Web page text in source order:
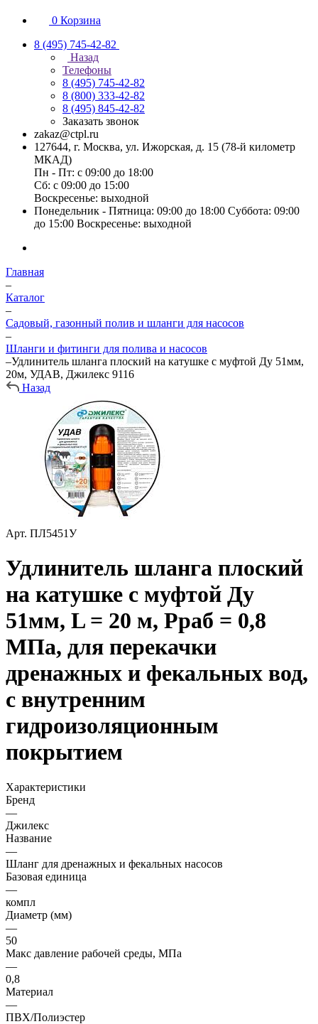
0 Корзина
8 (495) 745-42-82
Назад
Телефоны
8 (495) 745-42-82
8 (800) 333-42-82
8 (495) 845-42-82
Заказать звонок
zakaz@ctpl.ru
127644, г. Москва, ул. Ижорская, д. 15 (78-й километр
МКАД)
Пн - Пт: с 09:00 до 18:00
Сб: с 09:00 до 15:00
Воскресенье: выходной
Понедельник - Пятница: 09:00 до 18:00 Суббота: 09:00
до 15:00 Воскресенье: выходной
Главная
–
Каталог
–
Садовый, газонный полив и шланги для насосов
–
Шланги и фитинги для полива и насосов
–Удлинитель шланга плоский на катушке с муфтой Ду 51мм,
20м, УДАВ, Джилекс 9116
Назад
Арт. ПЛ5451У
Удлинитель шланга плоский
на катушке с муфтой Ду
51мм, L = 20 м, Рраб = 0,8
МПа, для перекачки
дренажных и фекальных вод,
с внутренним
гидроизоляционным
покрытием
Характеристики
Бренд
—
Джилекс
Название
—
Шланг для дренажных и фекальных насосов
Базовая единица
—
компл
Диаметр (мм)
—
50
Макс давление рабочей среды, МПа
—
0,8
Материал
—
ПВХ/Полиэстер